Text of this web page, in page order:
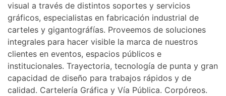
visual a través de distintos soportes y servicios
gráficos, especialistas en fabricación industrial de
carteles y gigantográfías. Proveemos de soluciones
integrales para hacer visible la marca de nuestros
clientes en eventos, espacios públicos e
institucionales. Trayectoria, tecnología de punta y gran
capacidad de diseño para trabajos rápidos y de
calidad. Cartelería Gráfica y Vía Pública. Corpóreos.